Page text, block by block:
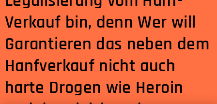
Verkauf bin, denn Wer will
Garantieren das neben dem
Hanfverkauf nicht auch
harte Drogen wie Heroin